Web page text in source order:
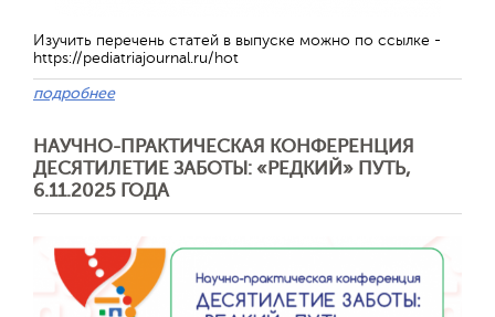
Изучить перечень статей в выпуске можно по ссылке -
https://pediatriajournal.ru/hot
подробнее
НАУЧНО-ПРАКТИЧЕСКАЯ КОНФЕРЕНЦИЯ
ДЕСЯТИЛЕТИЕ ЗАБОТЫ: «РЕДКИЙ» ПУТЬ,
6.11.2025 ГОДА